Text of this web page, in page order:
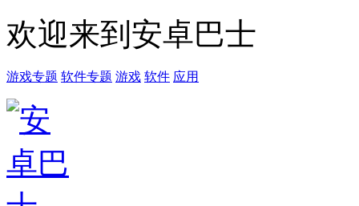
欢迎来到安卓巴士
游戏专题 软件专题 游戏 软件 应用